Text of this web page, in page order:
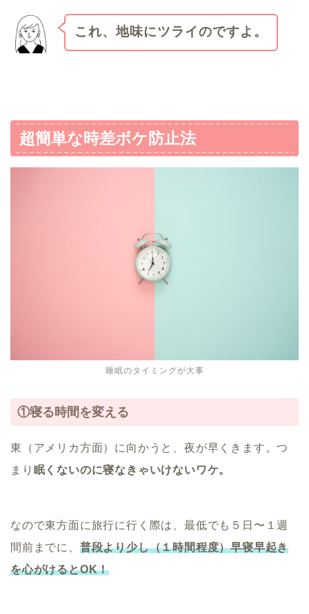
これ、地味にツライのですよ。
超簡単な時差ボケ防止法
睡眠のタイミングが大事
①寝る時間を変える
東（アメリカ方面）に向かうと、夜が早くきます。つ
まり 眠くないのに寝なきゃいけないワケ。
なので東方面に旅行に行く際は、最低でも５日〜１週
間前までに、 普段より少し（１時間程度）早寝早起き
を心がけるとOK！